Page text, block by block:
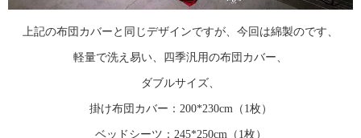
上記の布団カバーと同じデザインですが、今回は綿製のです、
軽量で洗え易い、四季汎用の布団カバー、
ダブルサイズ、
掛け布団カバー：200*230cm（1枚）
ベッドシーツ：245*250cm（1枚）